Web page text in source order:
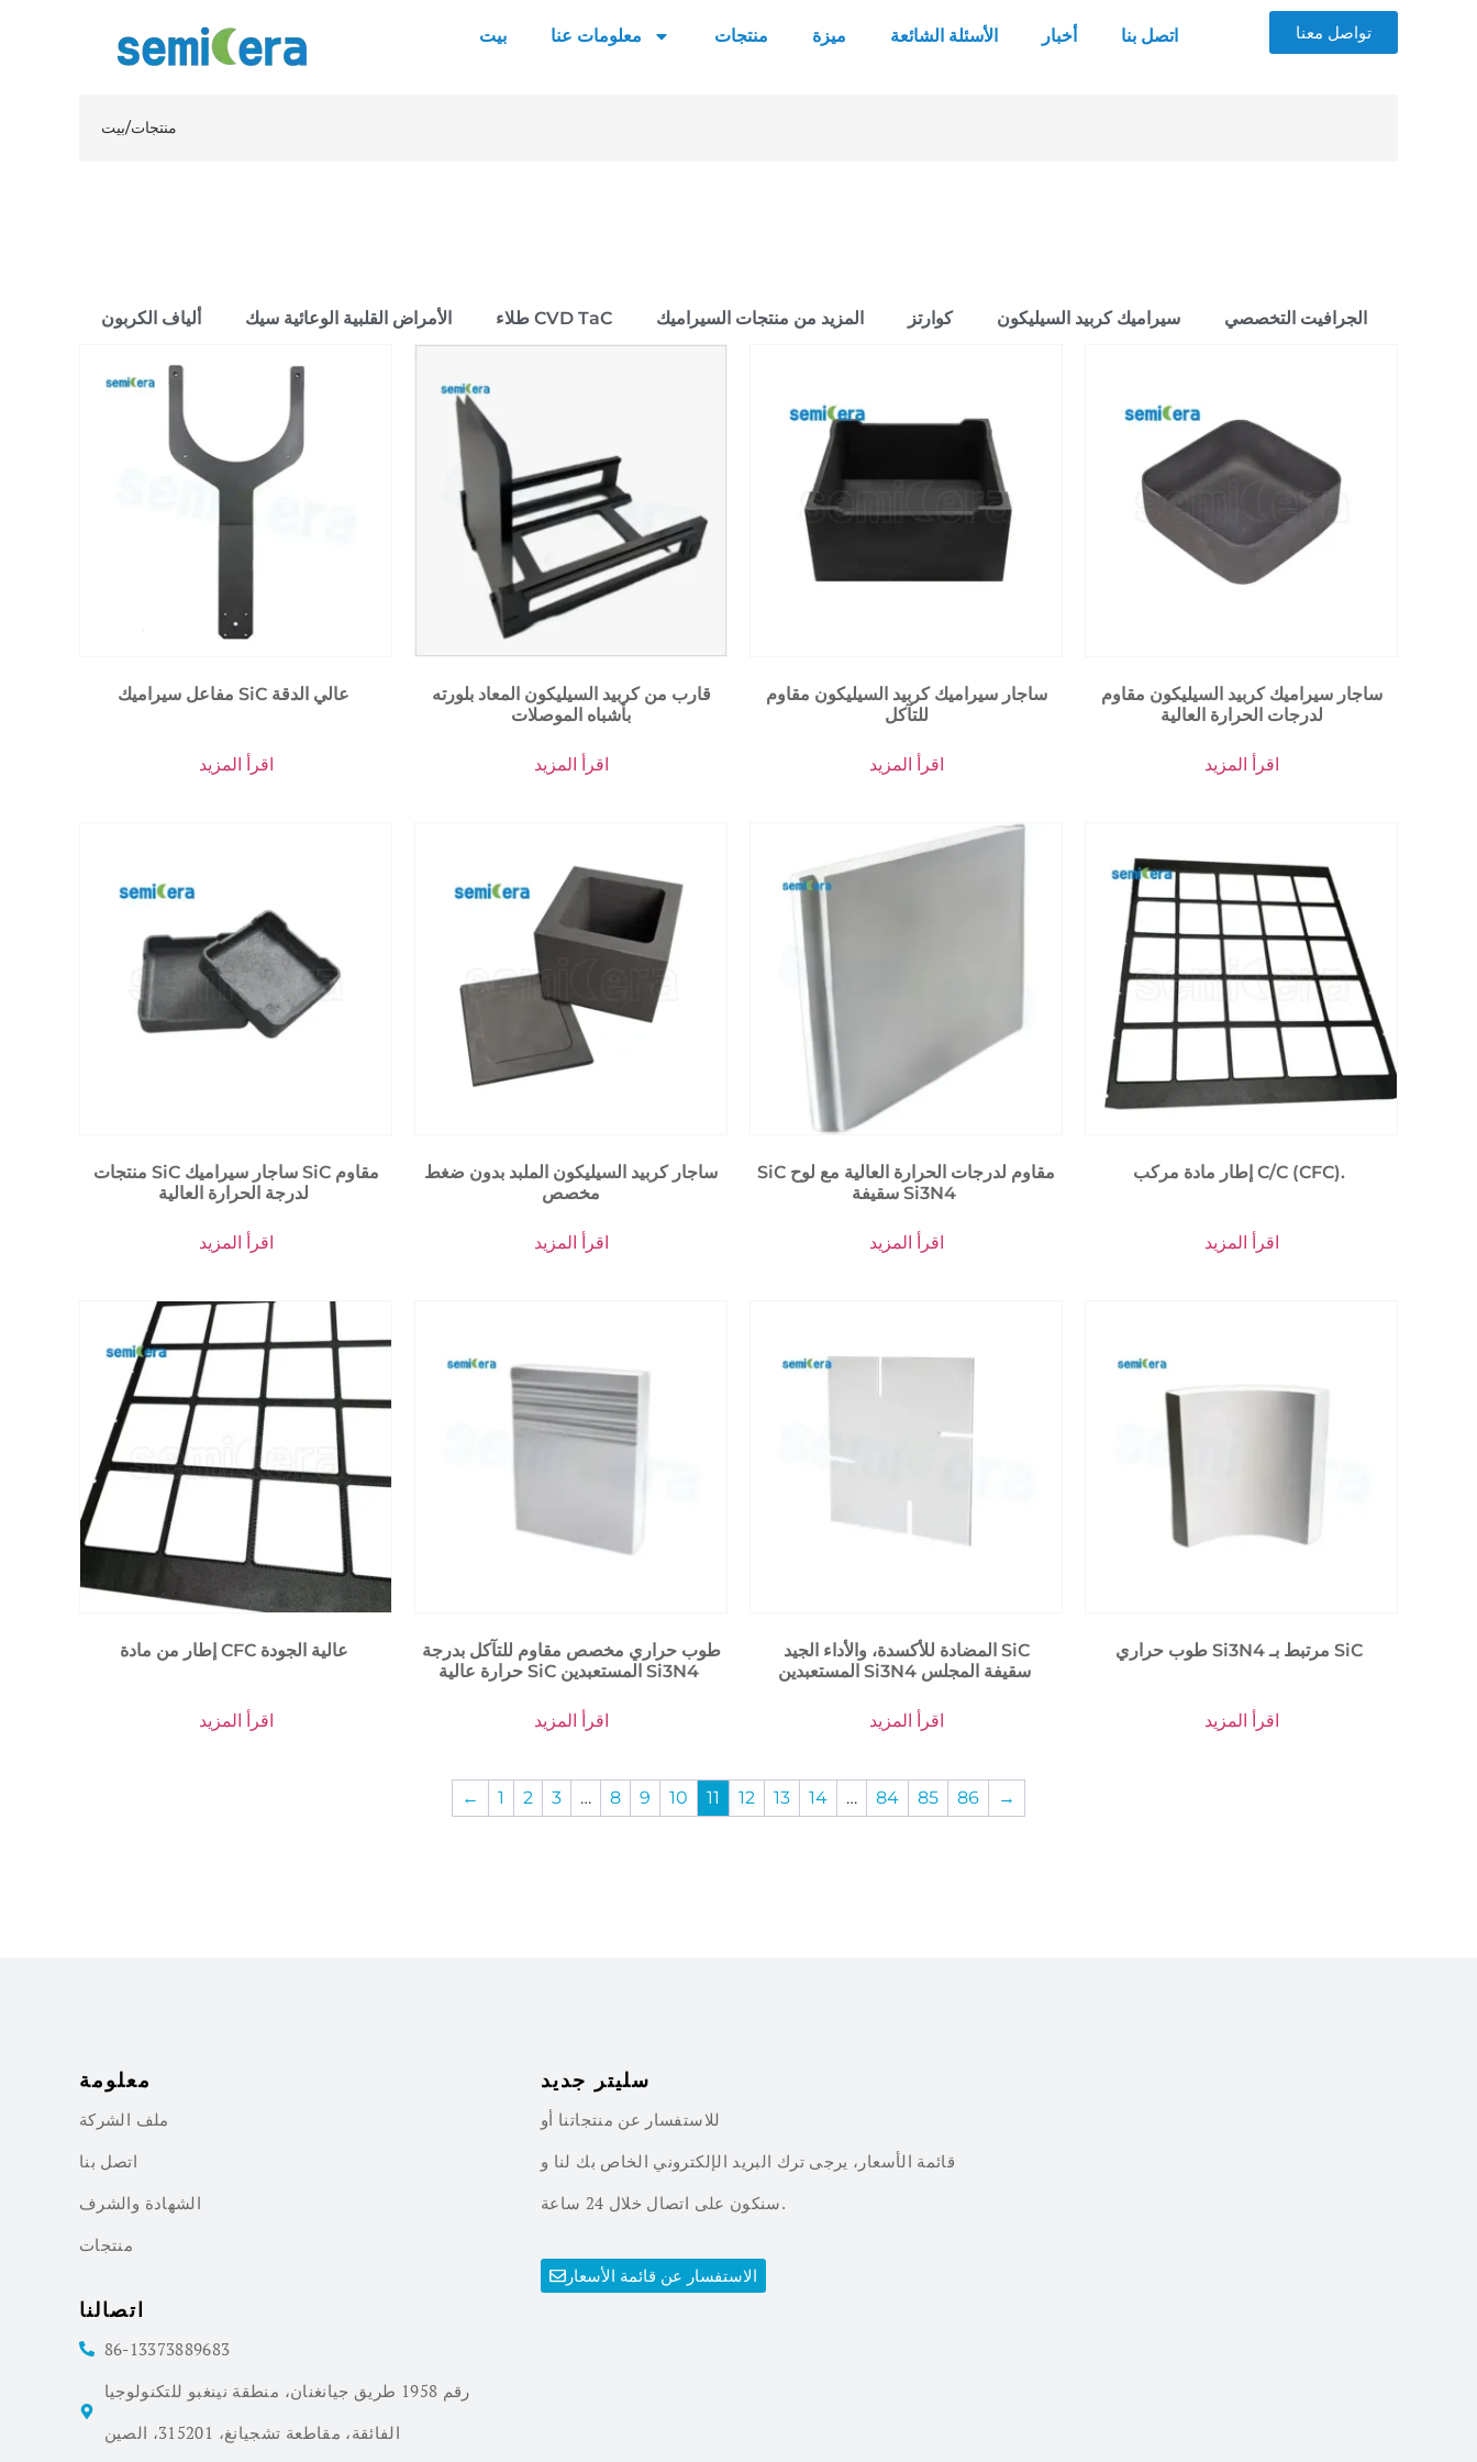
بيت معلومات عنا منتجات ميزة الأسئلة الشائعة أخبار اتصل بنا تواصل معنا
بيت/منتجات
ألياف الكربون الأمراض القلبية الوعائية سيك طلاء CVD TaC المزيد من منتجات السيراميك كوارتز سيراميك كربيد السيليكون الجرافيت التخصصي
اقرأ المزيد
قارب من كربيد السيليكون المعاد بلورته
بأشباه الموصلات
اقرأ المزيد
ساجار سيراميك كربيد السيليكون مقاوم
للتآكل
اقرأ المزيد
ساجار سيراميك كربيد السيليكون مقاوم
لدرجات الحرارة العالية
اقرأ المزيد
منتجات SiC ساجار سيراميك SiC مقاوم
اقرأ المزيد
ساجار كربيد السيليكون الملبد بدون ضغط
مخصص
اقرأ المزيد
SiC مقاوم لدرجات الحرارة العالية مع لوح
سقيفة Si3N4
اقرأ المزيد
إطار مادة مركب C/C (CFC).
اقرأ المزيد
اقرأ المزيد
طوب حراري مخصص مقاوم للتآكل بدرجة
حرارة عالية SiC المستعبدين Si3N4
اقرأ المزيد
المضادة للأكسدة، والأداء الجيد SiC
المستعبدين Si3N4 سقيفة المجلس
اقرأ المزيد
طوب حراري Si3N4 مرتبط بـ SiC
اقرأ المزيد
← 1 2 3 … 8 9 10 11 12 13 14 … 84 85 86 →
معلومة
ملف الشركة
اتصل بنا
الشهادة والشرف
منتجات
سليتر جديد
للاستفسار عن منتجاتنا أو
قائمة الأسعار، يرجى ترك البريد الإلكتروني الخاص بك لنا و
سنكون على اتصال خلال 24 ساعة.
الاستفسار عن قائمة الأسعار
اتصالنا
86-13373889683
رقم 1958 طريق جيانغنان، منطقة نينغبو للتكنولوجيا
الفائقة، مقاطعة تشجيانغ، 315201، الصين